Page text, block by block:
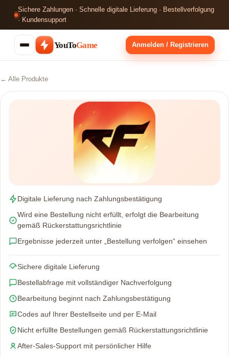
Sichere Zahlungen · Schnelle digitale Lieferung · Bestellverfolgung
· Kundensupport
YouToGame Anmelden / Registrieren
← Alle Produkte
Digitale Lieferung nach Zahlungsbestätigung
Wird eine Bestellung nicht erfüllt, erfolgt die Bearbeitung
gemäß Rückerstattungsrichtlinie
Ergebnisse jederzeit unter „Bestellung verfolgen“ einsehen
Sichere digitale Lieferung
Bestellabfrage mit vollständiger Nachverfolgung
Bearbeitung beginnt nach Zahlungsbestätigung
Codes auf Ihrer Bestellseite und per E-Mail
Nicht erfüllte Bestellungen gemäß Rückerstattungsrichtlinie
After-Sales-Support mit persönlicher Hilfe